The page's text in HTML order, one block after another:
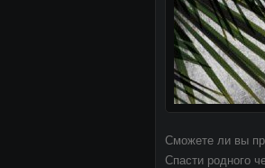
Сможете ли вы
Спасти родного